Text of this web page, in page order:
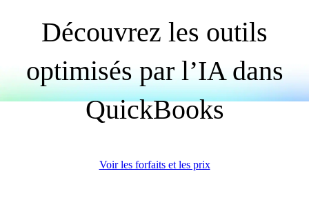
Découvrez les outils
optimisés par l’IA dans
QuickBooks
Voir les forfaits et les prix